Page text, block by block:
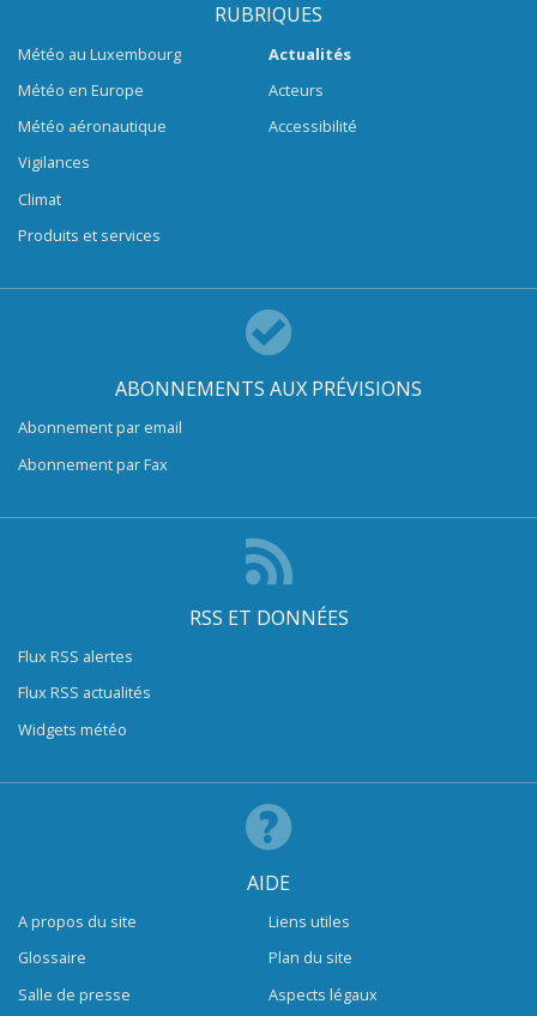
RUBRIQUES
Météo au Luxembourg
Météo en Europe
Météo aéronautique
Vigilances
Climat
Produits et services
Actualités
Acteurs
Accessibilité
ABONNEMENTS AUX PRÉVISIONS
Abonnement par email
Abonnement par Fax
RSS ET DONNÉES
Flux RSS alertes
Flux RSS actualités
Widgets météo
AIDE
A propos du site
Glossaire
Salle de presse
Liens utiles
Plan du site
Aspects légaux